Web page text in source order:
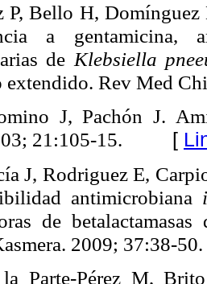
P, Bello H,
a gentamicina,
de Klebsiella
extendido. Rev Med
J, Pachón J.
21:105-15.
[
J, Rodriguez E,
antimicrobiana
de
2009; 37:38-50.
Parte-Pérez M,